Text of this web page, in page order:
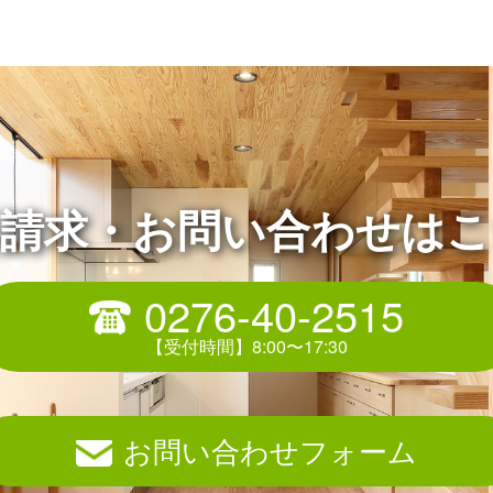
求・お問い合わせは
0276-40-2515
お問い合わせフォーム